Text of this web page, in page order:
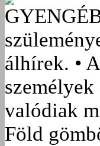
álhírek. •
valódiak
Föld